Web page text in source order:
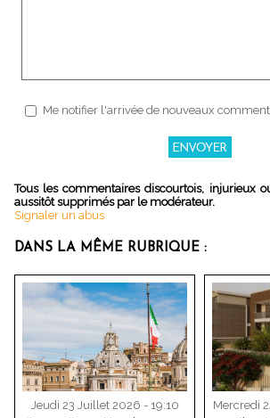
Me notifier l'arrivée de nouveaux
Tous les commentaires discourtois, injurieux
aussitôt supprimés par le modérateur.
Signaler un abus
DANS LA MÊME RUBRIQUE :
Jeudi 23 Juillet 2026 - 19:10
Mercredi